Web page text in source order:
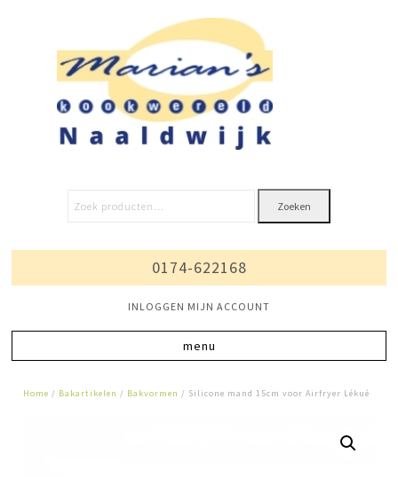
Zoeken
0174-622168
INLOGGEN MIJN ACCOUNT
Home / Bakartikelen / Bakvormen / Silicone mand 15cm voor Airfryer Lékué